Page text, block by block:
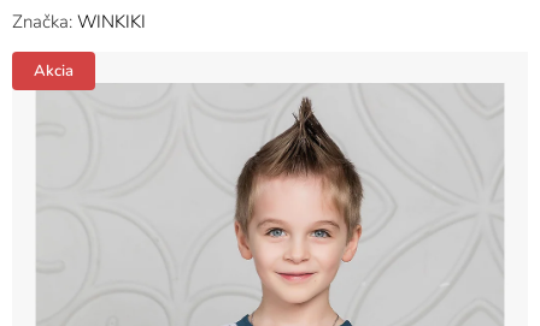
Značka: WINKIKI
Akcia